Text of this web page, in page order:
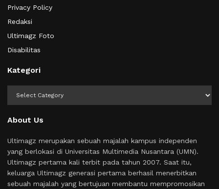
Privacy Policy
Redaksi
Ultimagz Foto
Disabilitas
Kategori
About Us
Ultimagz merupakan sebuah majalah kampus independen
yang berlokasi di Universitas Multimedia Nusantara (UMN).
Ultimagz pertama kali terbit pada tahun 2007. Saat itu,
keluarga Ultimagz generasi pertama berhasil menerbitkan
sebuah majalah yang bertujuan membantu mempromosikan